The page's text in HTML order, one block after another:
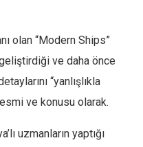
olan “Modern Ships”
ve daha önce
“yanlışlıkla
ve konusu olarak.
uzmanların yaptığı